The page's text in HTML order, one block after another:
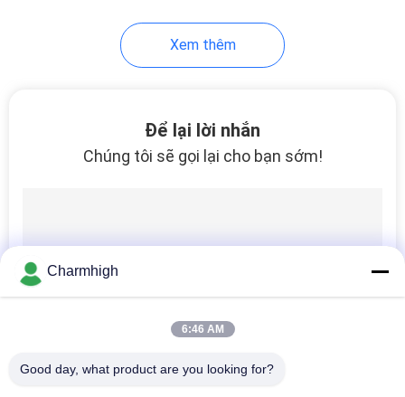
Phụ kiện SMT
Máy hàn sóng
Xem thêm
Để lại lời nhắn
Chúng tôi sẽ gọi lại cho bạn sớm!
Charmhigh
6:46 AM
Good day, what product are you looking for?